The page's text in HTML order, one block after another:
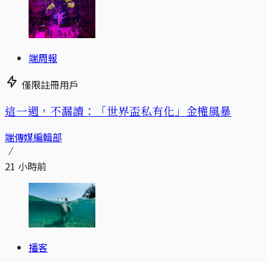
端周報
僅限註冊用戶
這一週，不漏讀：「世界盃私有化」金權風暴
端傳媒編輯部
21 小時前
播客